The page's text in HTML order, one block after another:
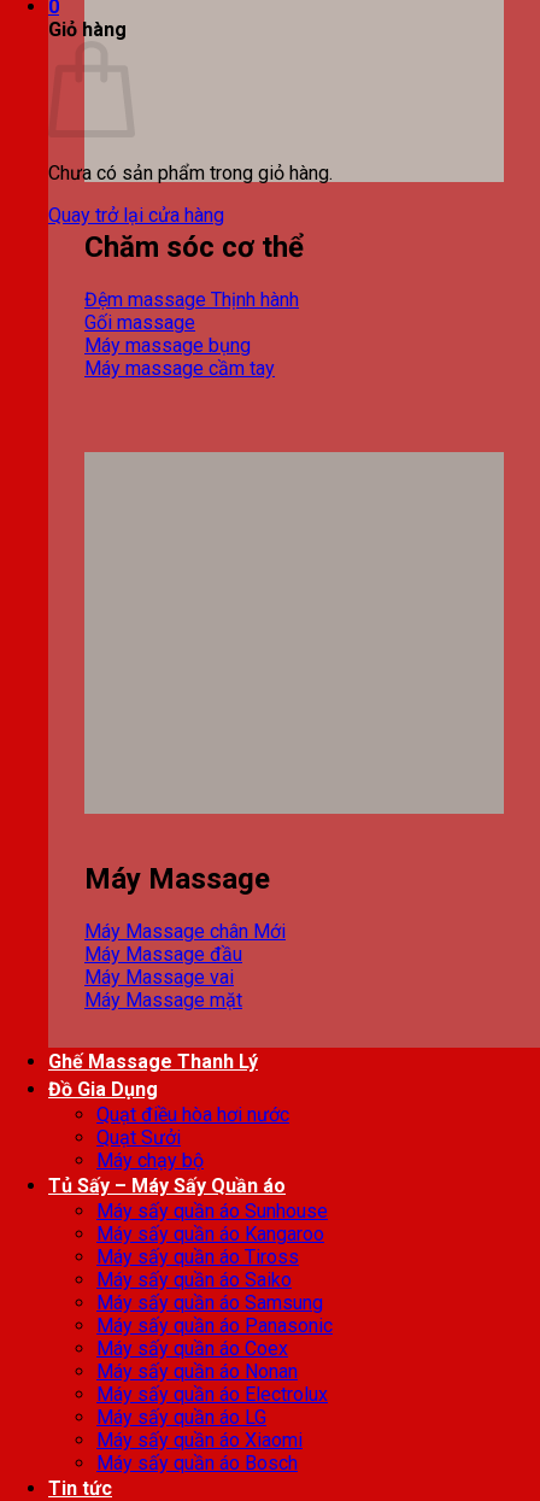
0
Giỏ hàng
Chưa có sản phẩm trong giỏ hàng.
Quay trở lại cửa hàng
Chăm sóc cơ thể
Đệm massage
Gối massage
Máy massage bụng
Máy massage cầm tay
Máy Massage
Máy Massage chân
Máy Massage đầu
Máy Massage vai
Máy Massage mặt
Ghế Massage Thanh Lý
Đồ Gia Dụng
Quạt điều hòa hơi nước
Quạt Sưởi
Máy chạy bộ
Tủ Sấy – Máy Sấy Quần áo
Máy sấy quần áo Sunhouse
Máy sấy quần áo Kangaroo
Máy sấy quần áo Tiross
Máy sấy quần áo Saiko
Máy sấy quần áo Samsung
Máy sấy quần áo Panasonic
Máy sấy quần áo Coex
Máy sấy quần áo Nonan
Máy sấy quần áo Electrolux
Máy sấy quần áo LG
Máy sấy quần áo Xiaomi
Máy sấy quần áo Bosch
Tin tức